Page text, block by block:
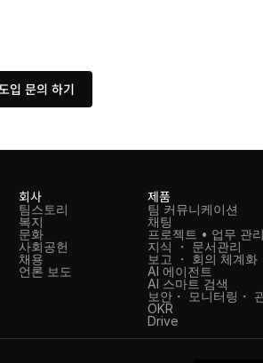
입 문의 하기
회사
팀스토리
복지
문화
사회공헌
채용
언론 보도
제품
팀 커뮤니케이션
채팅
프로젝트 • 업무 관리
지식 ・ 문서관리
보고 ・ 회의 체계화
AI 에이전트
AI 스마트 검색
보안・ 모니터링・
OKR
Drive